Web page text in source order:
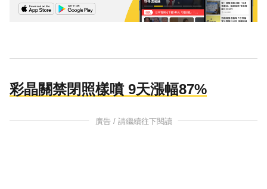
彩晶關禁閉照樣噴 9天漲幅87%
廣告 / 請繼續往下閱讀